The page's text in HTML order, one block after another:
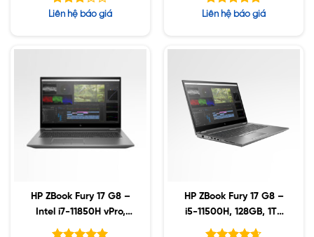
W6600M 8GB, 17.3″
UHD, Win10
Được
2.78
Liên hệ báo giá
1TB SSD, 15.6″ 4K UHD,
Win10
Được xếp
Liên hệ báo giá
HP ZBook Fury 17 G8 –
Intel i7-11850H vPro,
32GB, 1TB SSD, AMD
HP ZBook Fury 17 G8 –
i5-11500H, 128GB, 1TB
SSD, Nvidia A2000